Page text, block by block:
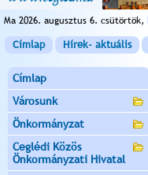
Ma 2026. augusztus 6. csütörtök,
Címlap Hírek- aktuális
Címlap
Városunk
Önkormányzat
Ceglédi Közös
Önkormányzati Hivatal